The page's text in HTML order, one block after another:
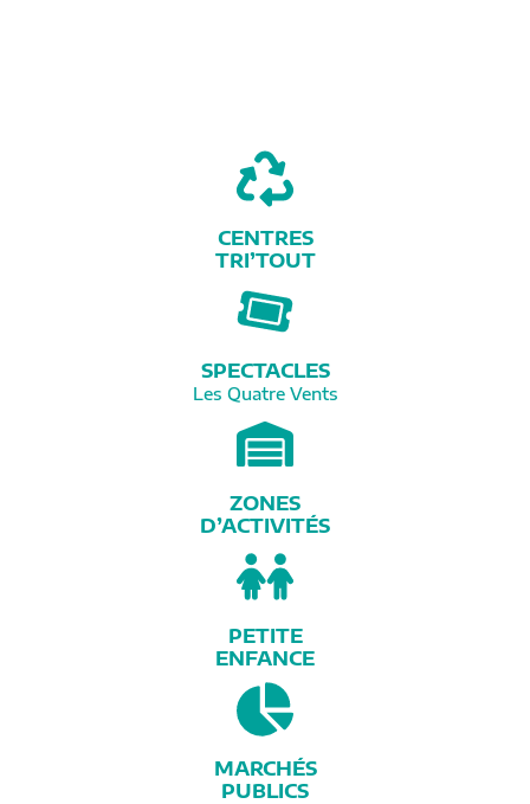
CENTRES
TRI’TOUT
SPECTACLES
Les Quatre Vents
ZONES
D’ACTIVITÉS
PETITE
ENFANCE
MARCHÉS
PUBLICS